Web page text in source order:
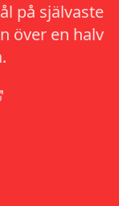
på självaste
över en halv